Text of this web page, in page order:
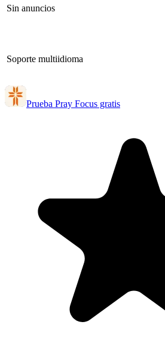
Sin anuncios
Soporte multiidioma
Prueba Pray Focus gratis